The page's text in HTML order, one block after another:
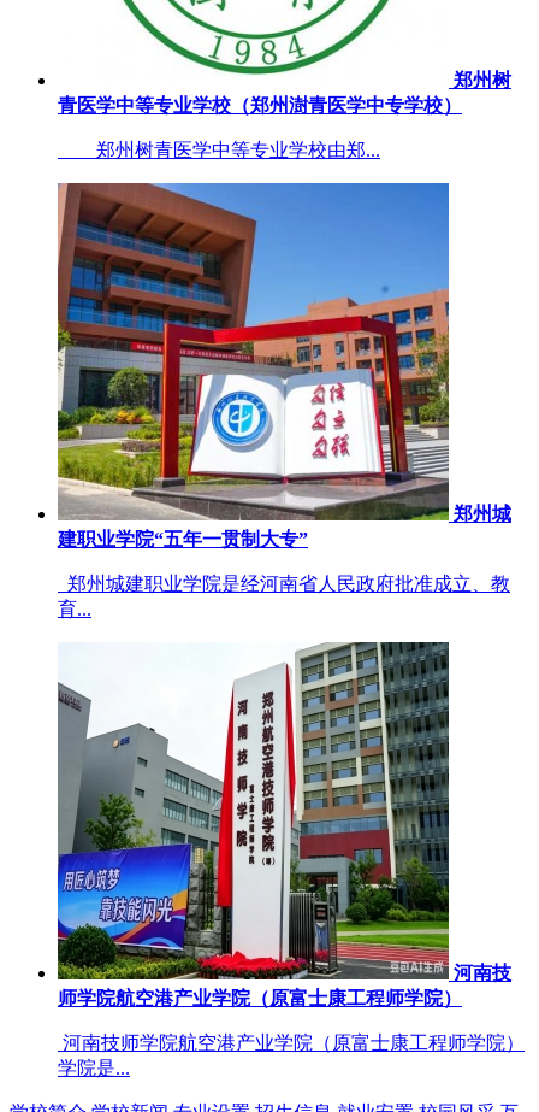
郑州树
青医学中等专业学校（郑州澍青医学中专学校）
郑州树青医学中等专业学校由郑...
郑州城
建职业学院“五年一贯制大专”
郑州城建职业学院是经河南省人民政府批准成立、教
育...
河南技
师学院航空港产业学院（原富士康工程师学院）
河南技师学院航空港产业学院（原富士康工程师学院）
学院是...